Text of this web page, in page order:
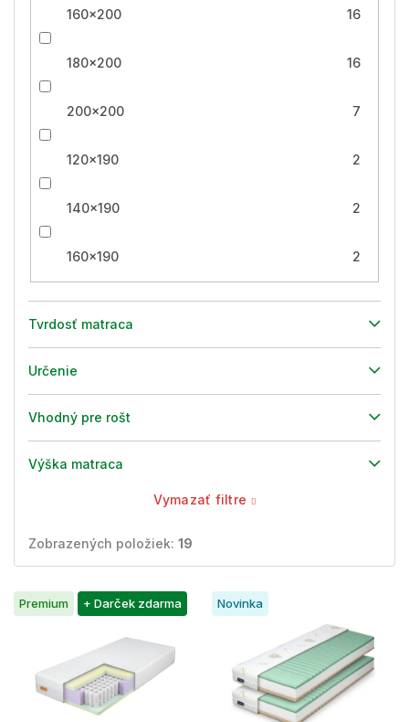
160x200 16
180x200 16
200x200 7
120x190 2
140x190 2
160x190 2
Tvrdosť matraca
Určenie
Vhodný pre rošt
Výška matraca
Vymazať filtre
Zobrazených položiek: 19
V
ýPremium + Darček zdarma Novinka